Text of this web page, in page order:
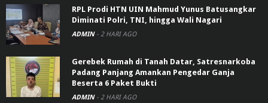
RPL Prodi HTN UIN Mahmud Yunus Batusangkar
Diminati Polri, TNI, hingga Wali Nagari
ADMIN - 2 HARI AGO
Gerebek Rumah di Tanah Datar, Satresnarkoba
Padang Panjang Amankan Pengedar Ganja
Beserta 6 Paket Bukti
ADMIN - 2 HARI AGO